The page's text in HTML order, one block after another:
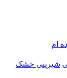
ام
شیرینی خشک